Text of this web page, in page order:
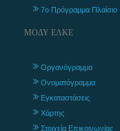
7ο Πρόγραμμα Πλαίσιο
ΜΟΔΥ ΕΛΚΕ
Οργανόγραμμα
Ονοματόγραμμα
Εγκαταστάσεις
Χάρτης
Στοιχεία Επικοινωνίας